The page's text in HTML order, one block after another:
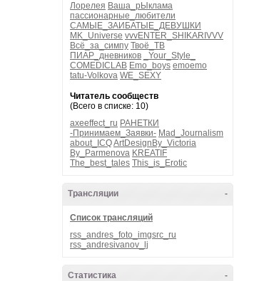
Лорелея Ваша_рЫклама
пассионарные_любители
САМЫЕ_ЗАИБАТЫЕ_ДЕВУШКИ
MK_Universe vvvENTER_SHIKARIVVV
Всё_за_симпу Твоё_ТВ
ПИАР_дневников
_Your_Style_
COMEDICLAB Emo_boys emoemo
tatu-Volkova WE_SEXY
Читатель сообществ
(Всего в списке: 10)
axeeffect_ru РАНЕТКИ
-Принимаем_Заявки- Mad_Journalism
about_ICQArtDesignBy_Victoria
By_Parmenova KREATIF
The_best_tales This_is_Erotic
-
Трансляции
Список трансляций
rss_andres_foto_imgsrc_ru
rss_andresivanov_lj
-
Статистика